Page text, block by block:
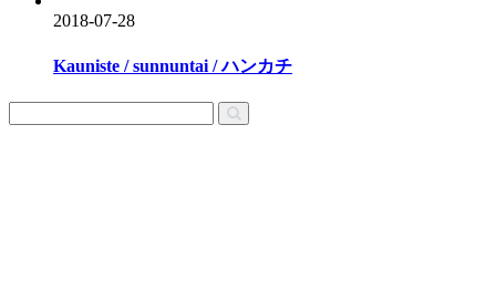
2018-07-28
Kauniste / sunnuntai / ハンカチ